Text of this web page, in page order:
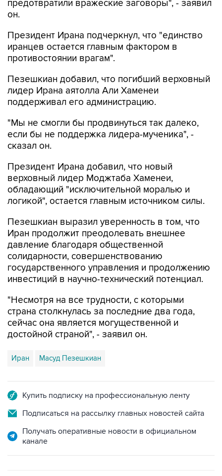
предотвратили вражеские заговоры", - заявил
он.
Президент Ирана подчеркнул, что "единство
иранцев остается главным фактором в
противостоянии врагам".
Пезешкиан добавил, что погибший верховный
лидер Ирана аятолла Али Хаменеи
поддерживал его администрацию.
"Мы не смогли бы продвинуться так далеко,
если бы не поддержка лидера-мученика", -
сказал он.
Президент Ирана добавил, что новый
верховный лидер Моджтаба Хаменеи,
обладающий "исключительной моралью и
логикой", остается главным источником силы.
Пезешкиан выразил уверенность в том, что
Иран продолжит преодолевать внешнее
давление благодаря общественной
солидарности, совершенствованию
государственного управления и продолжению
инвестиций в научно-технический потенциал.
"Несмотря на все трудности, с которыми
страна столкнулась за последние два года,
сейчас она является могущественной и
достойной страной", - заявил он.
Иран Масуд Пезешкиан
Купить подписку на профессиональную ленту
Подписаться на рассылку главных новостей сайта
Получать оперативные новости в официальном
канале